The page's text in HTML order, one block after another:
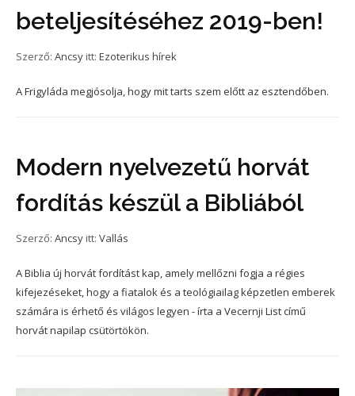
beteljesítéséhez 2019-ben!
Szerző: Ancsy itt: Ezoterikus hírek
A Frigyláda megjósolja, hogy mit tarts szem előtt az esztendőben.
Modern nyelvezetű horvát
fordítás készül a Bibliából
Szerző: Ancsy itt: Vallás
A Biblia új horvát fordítást kap, amely mellőzni fogja a régies
kifejezéseket, hogy a fiatalok és a teológiailag képzetlen emberek
számára is érhető és világos legyen - írta a Vecernji List című
horvát napilap csütörtökön.